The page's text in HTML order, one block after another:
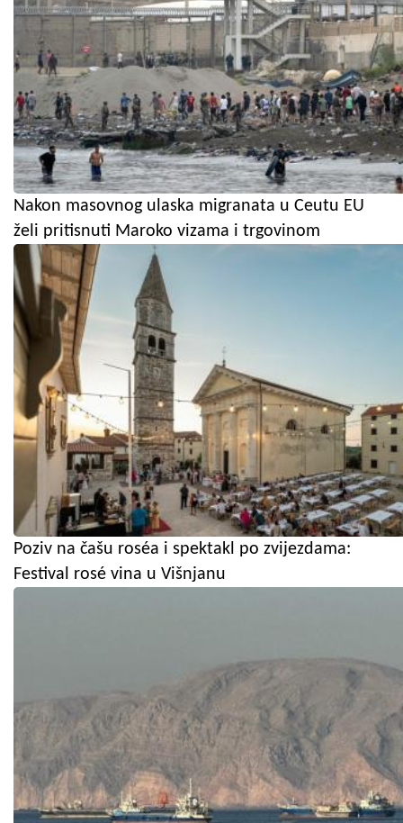
Nakon masovnog ulaska migranata u Ceutu EU
želi pritisnuti Maroko vizama i trgovinom
Poziv na čašu roséa i spektakl po zvijezdama:
Festival rosé vina u Višnjanu